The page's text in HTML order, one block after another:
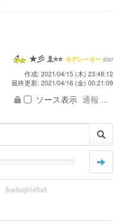
★彡 モデレーター star
作成: 2021/04/15 (木) 23:48:12
最終更新: 2021/04/16 (金) 00:21:09
ソース表示 通報 ...
8ce9d@045a8